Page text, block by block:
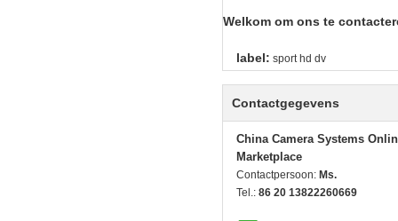
Welkom om ons te
label: sport hd dv
Contactgegevens
China Camera Systems
Marketplace
Contactpersoon: Ms.
Tel.: 86 20 13822260669